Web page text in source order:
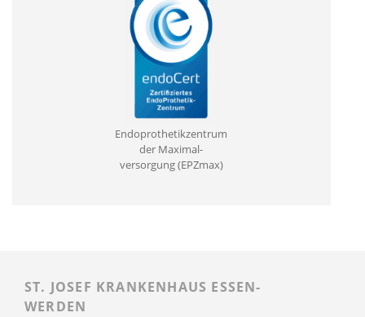
Endoprothetikzentrum
der Maximal­
versorgung (EPZmax)
ST. JOSEF KRANKENHAUS ESSEN-
WERDEN